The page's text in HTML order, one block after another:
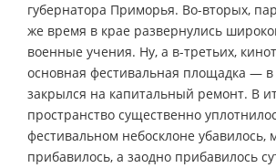
губернатора Приморья. Во-вторых,
же время в крае развернулись
военные учения. Ну, а в-третьих,
основная фестивальная площадка — в
закрылся на капитальный ремонт. В
пространство существенно
фестивальном небосклоне убавилось,
прибавилось, а заодно прибавилось